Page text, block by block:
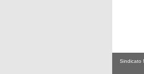
Sindicato